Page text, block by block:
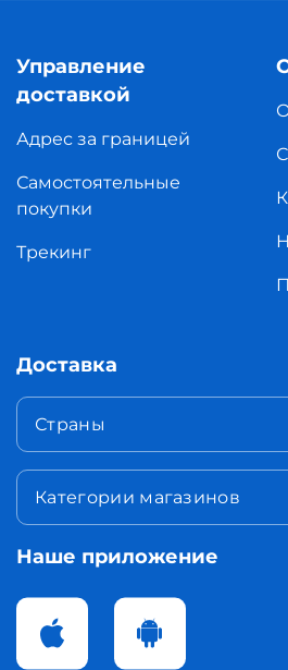
Управление
доставкой
Адрес за границей
Самостоятельные
покупки
Трекинг
Доставка
Страны
Категории магазинов
Наше приложение